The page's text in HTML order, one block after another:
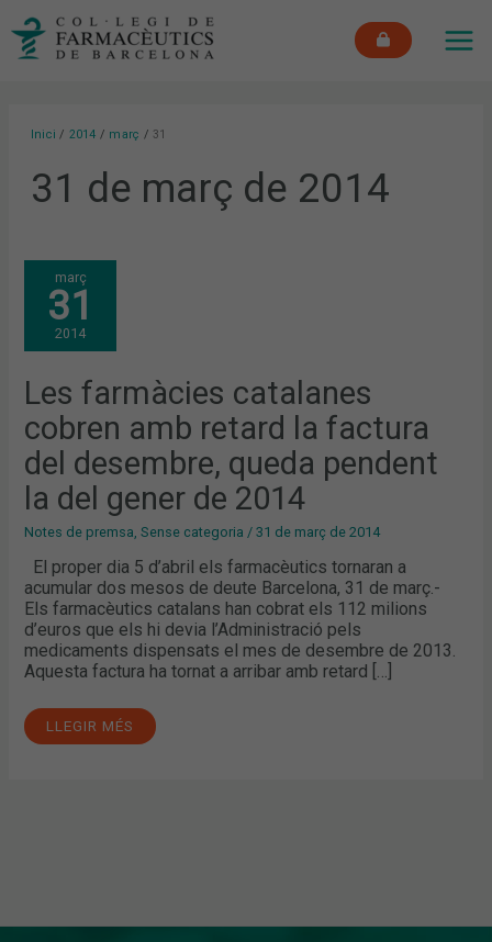
Inici 2014 març 31
31 de març de 2014
març
31
2014
Les farmàcies catalanes
cobren amb retard la factura
del desembre, queda pendent
la del gener de 2014
Notes de premsa ,Sense categoria /31 de març de 2014
El proper dia 5 d’abril els farmacèutics tornaran a
acumular dos mesos de deute Barcelona, 31 de març.-
Els farmacèutics catalans han cobrat els 112 milions
d’euros que els hi devia l’Administració pels
medicaments dispensats el mes de desembre de 2013.
Aquesta factura ha tornat a arribar amb retard […]
LES
FARMÀCIES
CATALANES
COBREN
AMB
RETARD
LA
DESEMBRE,
QUEDA
PENDENT
LA
DEL
GENER
DE
2014
LLEGIR MÉS